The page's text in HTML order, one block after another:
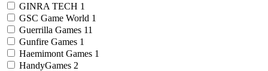
GINRA TECH 1
GSC Game World 1
Guerrilla Games 11
Gunfire Games 1
Haemimont Games 1
HandyGames 2